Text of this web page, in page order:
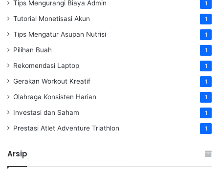
Tips Mengurangi Biaya Admin 1
Tutorial Monetisasi Akun 1
Tips Mengatur Asupan Nutrisi 1
Pilihan Buah 1
Rekomendasi Laptop 1
Gerakan Workout Kreatif 1
Olahraga Konsisten Harian 1
Investasi dan Saham 1
Prestasi Atlet Adventure Triathlon 1
Arsip